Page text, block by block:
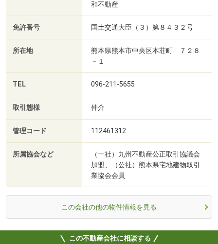
和不動産
免許番号 国土交通大臣（３）第８４３２号
所在地
熊本県熊本市中央区本荘町 ７２８
－１
TEL 096-211-5655
取引態様 仲介
管理コード 112461312
所属協会など
（一社）九州不動産公正取引協議会
加盟、（公社）熊本県宅地建物取引
業協会会員
この会社の他の物件情報を見る
この不動産会社に相談する